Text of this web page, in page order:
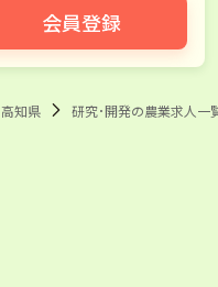
会員登録
高知県 研究･開発の農業求人一